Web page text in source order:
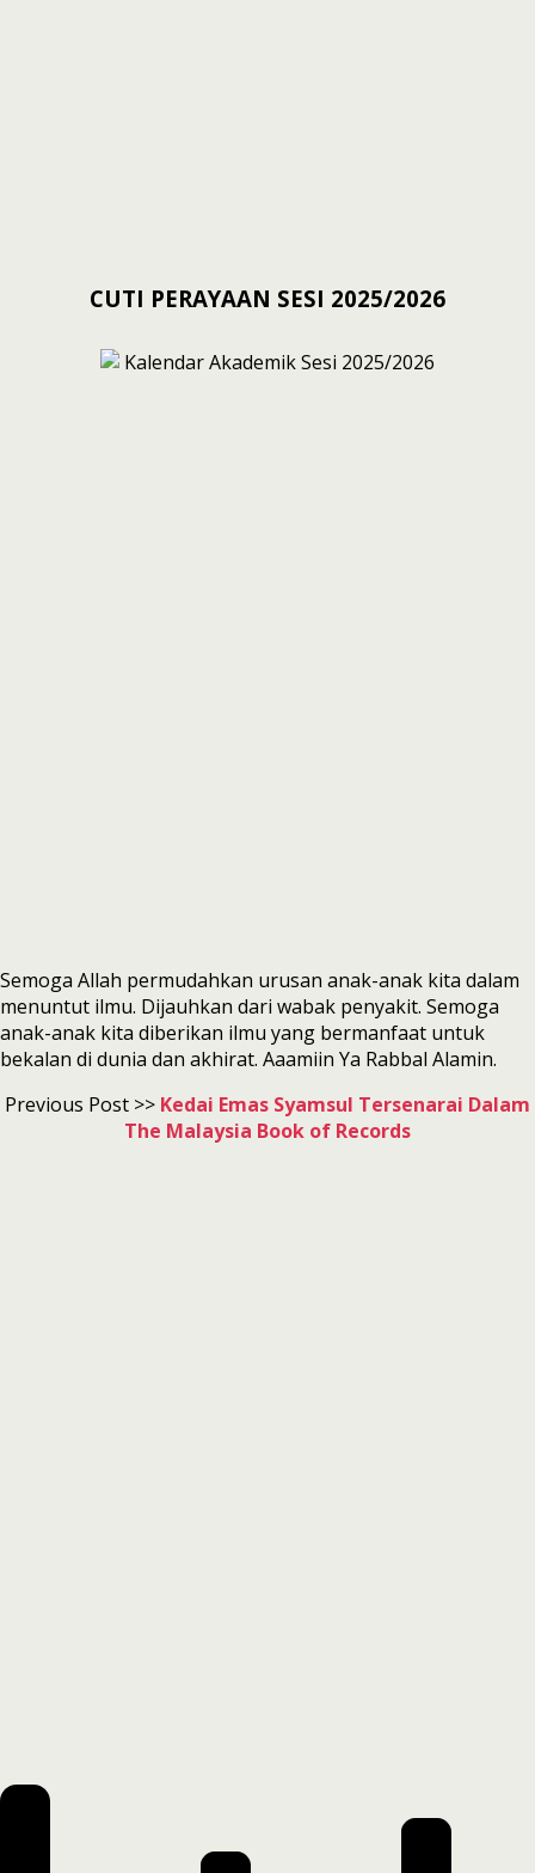
CUTI PERAYAAN SESI 2025/2026
Semoga Allah permudahkan urusan anak-anak kita dalam
menuntut ilmu. Dijauhkan dari wabak penyakit. Semoga
anak-anak kita diberikan ilmu yang bermanfaat untuk
bekalan di dunia dan akhirat. Aaamiin Ya Rabbal Alamin.
Previous Post >> Kedai Emas Syamsul Tersenarai Dalam
The Malaysia Book of Records